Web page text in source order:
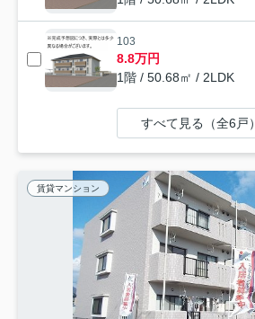
103
8.8万円
1階 / 50.68㎡ / 2LDK
すべて見る（全6戸）
賃貸マンション